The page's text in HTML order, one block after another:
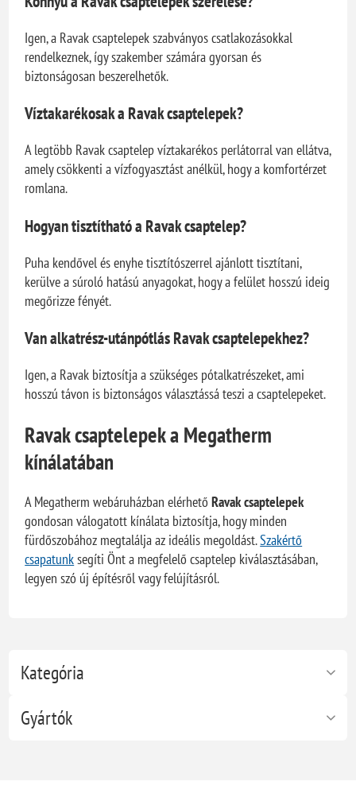
Kategória
Gyártók
Igen, a Ravak csaptelepek szabványos csatlakozásokkal
rendelkeznek, így szakember számára gyorsan és
biztonságosan beszerelhetők.
Víztakarékosak a Ravak csaptelepek?
A legtöbb Ravak csaptelep víztakarékos perlátorral van ellátva,
amely csökkenti a vízfogyasztást anélkül, hogy a komfortérzet
romlana.
Hogyan tisztítható a Ravak csaptelep?
Puha kendővel és enyhe tisztítószerrel ajánlott tisztítani,
kerülve a súroló hatású anyagokat, hogy a felület hosszú ideig
megőrizze fényét.
Van alkatrész-utánpótlás Ravak csaptelepekhez?
Igen, a Ravak biztosítja a szükséges pótalkatrészeket, ami
hosszú távon is biztonságos választássá teszi a csaptelepeket.
Ravak csaptelepek a Megatherm
kínálatában
A Megatherm webáruházban elérhetőRavak csaptelepek
gondosan válogatott kínálata biztosítja, hogy minden
fürdőszobához megtalálja az ideális megoldást.Szakértő
csapatunksegíti Önt a megfelelő csaptelep kiválasztásában,
legyen szó új építésről vagy felújításról.